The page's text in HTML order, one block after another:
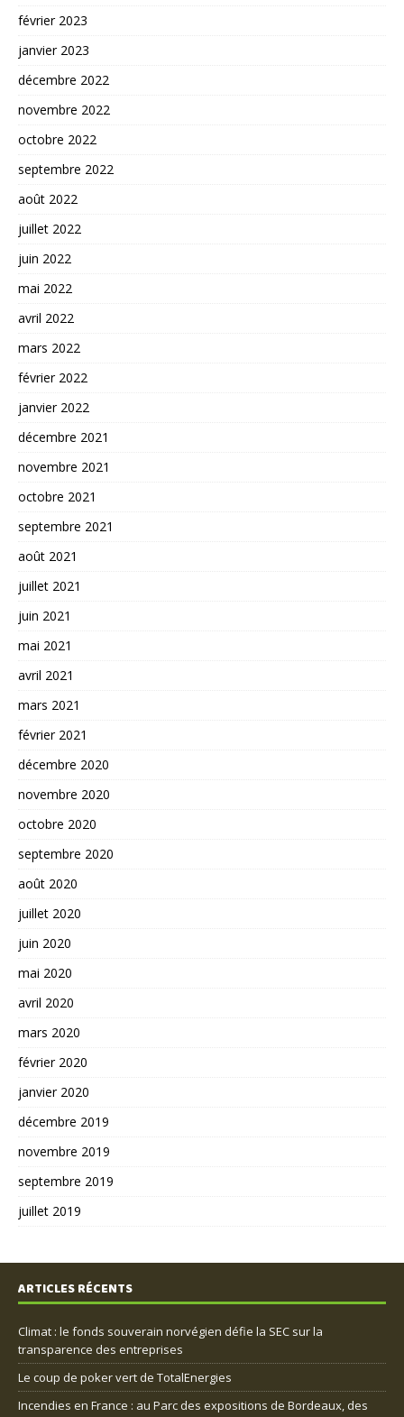
février 2023
janvier 2023
décembre 2022
novembre 2022
octobre 2022
septembre 2022
août 2022
juillet 2022
juin 2022
mai 2022
avril 2022
mars 2022
février 2022
janvier 2022
décembre 2021
novembre 2021
octobre 2021
septembre 2021
août 2021
juillet 2021
juin 2021
mai 2021
avril 2021
mars 2021
février 2021
décembre 2020
novembre 2020
octobre 2020
septembre 2020
août 2020
juillet 2020
juin 2020
mai 2020
avril 2020
mars 2020
février 2020
janvier 2020
décembre 2019
novembre 2019
septembre 2019
juillet 2019
ARTICLES RÉCENTS
Climat : le fonds souverain norvégien défie la SEC sur la
transparence des entreprises
Le coup de poker vert de TotalEnergies
Incendies en France : au Parc des expositions de Bordeaux, des